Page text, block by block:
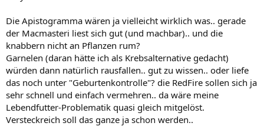
Die Apistogramma wären ja vielleicht wirklich was.. gerade
der Macmasteri liest sich gut (und machbar).. und die
knabbern nicht an Pflanzen rum?
Garnelen (daran hätte ich als Krebsalternative gedacht)
würden dann natürlich rausfallen.. gut zu wissen.. oder liefe
das noch unter "Geburtenkontrolle"? die RedFire sollen sich ja
sehr schnell und einfach vermehren.. da wäre meine
Lebendfutter-Problematik quasi gleich mitgelöst.
Versteckreich soll das ganze ja schon werden..